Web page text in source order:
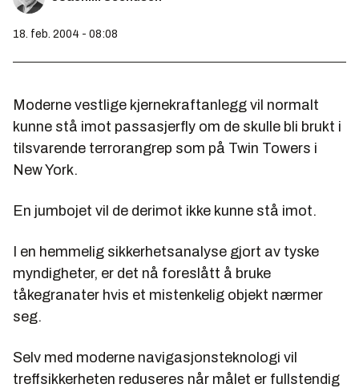
18. feb. 2004 - 08:08
Moderne vestlige kjernekraftanlegg vil normalt
kunne stå imot passasjerfly om de skulle bli brukt i
tilsvarende terrorangrep som på Twin Towers i
New York.
En jumbojet vil de derimot ikke kunne stå imot.
I en hemmelig sikkerhetsanalyse gjort av tyske
myndigheter, er det nå foreslått å bruke
tåkegranater hvis et mistenkelig objekt nærmer
seg.
Selv med moderne navigasjonsteknologi vil
treffsikkerheten reduseres når målet er fullstendig